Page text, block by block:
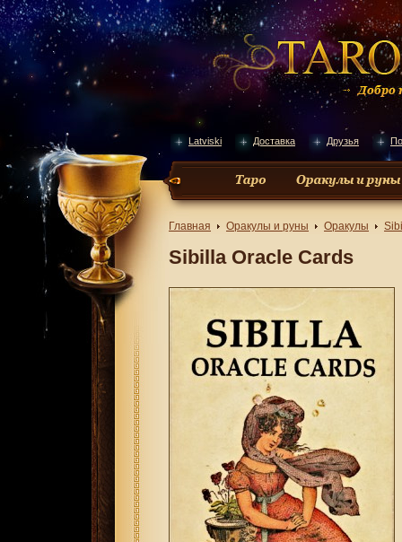
Latviski Доставка Друзья
Главная Оракулы и руны Оракулы
Sibilla Oracle Cards